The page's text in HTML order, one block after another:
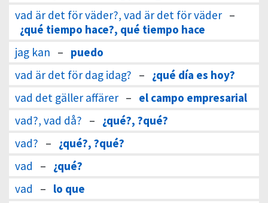
vad är det för väder?, vad är det för väder –
¿qué tiempo hace?, qué tiempo hace
jag kan – puedo
vad är det för dag idag? – ¿qué día es hoy?
vad det gäller affärer – el campo empresarial
vad?, vad då? – ¿qué?, ?qué?
vad? – ¿qué?, ?qué?
vad
– ¿qué?
vad
– lo que